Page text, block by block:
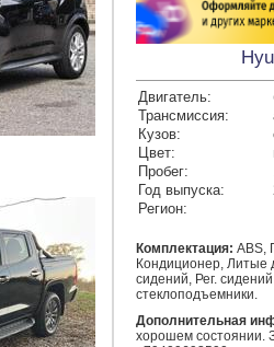
Двигатель:
Трансмиссия:
Кузов:
Цвет:
Пробег:
Год выпуска:
Регион:
Комплектация: ABS,
Кондиционер, Литые
сидений, Рег.
стеклоподъемники.
Дополнительная
хорошем состоянии.